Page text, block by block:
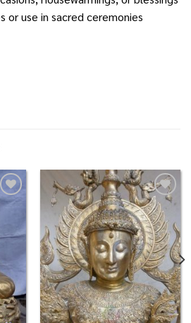
or use in sacred ceremonies
Add to
Add to
Wishlist